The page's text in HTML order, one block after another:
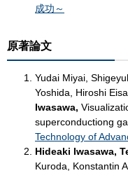
成功～
原著論文
​Yudai Miyai,
Yoshida, Hiroshi
Iwasawa,
superconductiong
Technology of
Hideaki Iwasawa,
Kuroda, Konstantin